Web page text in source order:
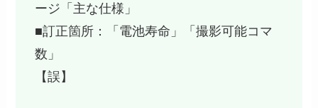
ージ「主な仕様」
■訂正箇所：「電池寿命」「撮影可能コマ
数」
【誤】